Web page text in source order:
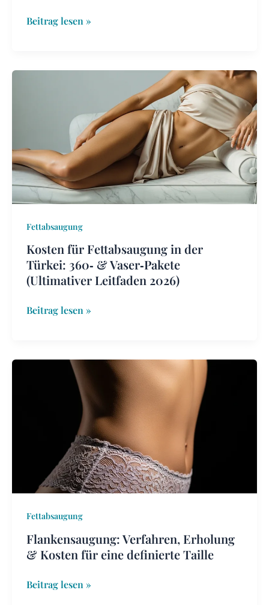
Beitrag lesen »
Fettabsaugung
Kosten für Fettabsaugung in der
Türkei: 360‑ & Vaser‑Pakete
(Ultimativer Leitfaden 2026)
Türkei:
360‑
&
Vaser‑Pakete
Leitfaden
2026)
Beitrag lesen »
Fettabsaugung
Flankensaugung: Verfahren, Erholung
& Kosten für eine definierte Taille
Flankensaugung:
definierte
Taille
Beitrag lesen »